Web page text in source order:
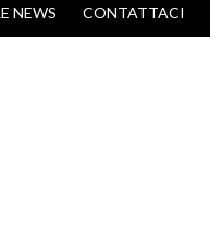
NEWS CONTATTACI